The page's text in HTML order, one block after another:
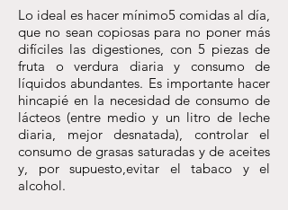
Lo ideal es hacer mínimo5 comidas al día,
que no sean copiosas para no poner más
difíciles las digestiones, con 5 piezas de
fruta o verdura diaria y consumo de
líquidos abundantes. Es importante hacer
hincapié en la necesidad de consumo de
lácteos (entre medio y un litro de leche
diaria, mejor desnatada), controlar el
consumo de grasas saturadas y de aceites
y, por supuesto,evitar el tabaco y el
alcohol.